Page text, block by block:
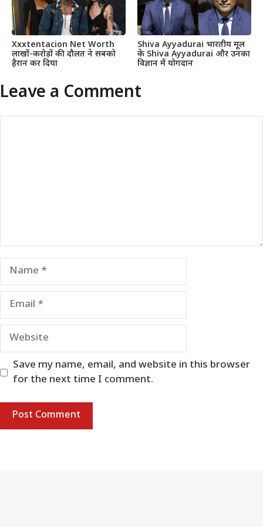
Xxxtentacion Net Worth
लाखों-करोड़ों की दौलत ने सबको
हैरान कर दिया
Shiva Ayyadurai भारतीय मूल
के Shiva Ayyadurai और उनका
विज्ञान में योगदान
Leave a Comment
Name
Email
Website
Save my name, email, and website in this browser
for the next time I comment.